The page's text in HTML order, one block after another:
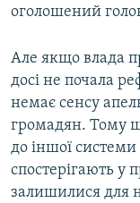
оголошений
Але якщо влада
досі не почала
немає сенсу
громадян. Тому
до іншої
спостерігають у
залишилися для